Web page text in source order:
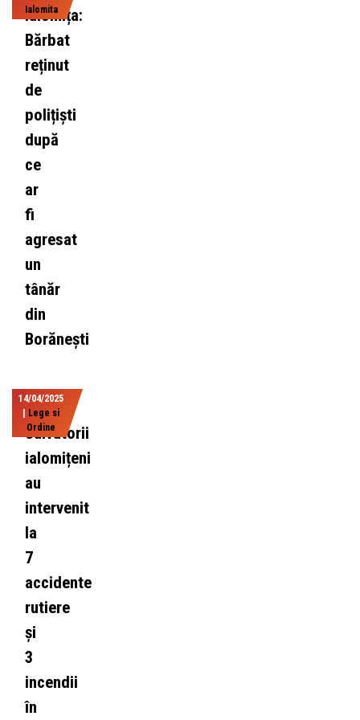
Ialomita
Ialomița:
Bărbat
reținut
de
polițiști
după
ce
ar
fi
agresat
un
tânăr
din
Borănești
14/04/2025
Lege si
Ordine
Salvatorii
ialomițeni
au
intervenit
la
7
accidente
rutiere
și
3
incendii
în